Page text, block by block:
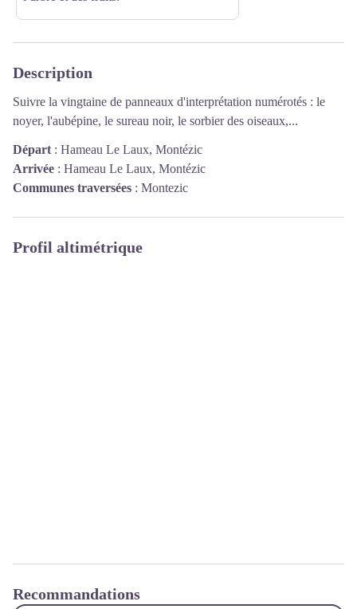
Description
Suivre la vingtaine de panneaux d'interprétation numérotés : le
noyer, l'aubépine, le sureau noir, le sorbier des oiseaux,...
Départ : Hameau Le Laux, Montézic
Arrivée : Hameau Le Laux, Montézic
Communes traversées : Montezic
Profil altimétrique
Recommandations